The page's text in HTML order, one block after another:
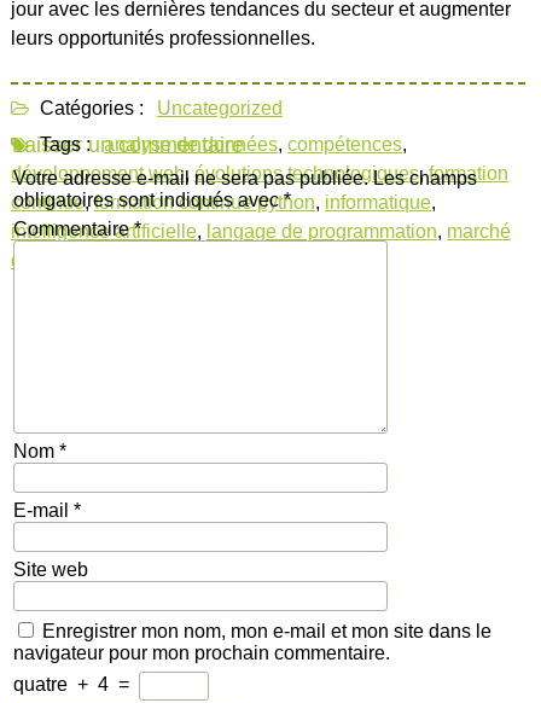
jour avec les dernières tendances du secteur et augmenter
leurs opportunités professionnelles.
Catégories :
Uncategorized
Tags : analyse de données, compétences,
développement web, évolutions technologiques,formation
continue,formation continue python, informatique,
intelligence artificielle, langage de programmation, marché
du travail
Laisser un commentaire
Votre adresse e-mail ne sera pas publiée. Les champs
obligatoires sont indiqués avec*
Commentaire*
Nom *
E-mail *
Site web
Enregistrer mon nom, mon e-mail et mon site dans le
navigateur pour mon prochain commentaire.
quatre + 4 =